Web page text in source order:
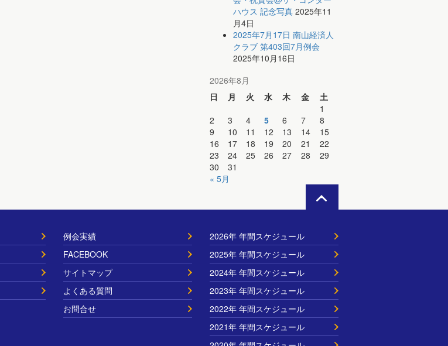
ハウス 記念写真 2025年11
月4日
2025年7月17日 南山経済人
クラブ 第403回7月例会
2025年10月16日
2026年8月
日
月 火 水 木 金
土
1
2
3 4 5 6 7
8
9
10 11 12 13 14
15
16
17 18 19 20 21
22
23
24 25 26 27 28
29
30
31
« 5月
例会実績
FACEBOOK
サイトマップ
よくある質問
お問合せ
2026年 年間スケジュール
2025年 年間スケジュール
2024年 年間スケジュール
2023年 年間スケジュール
2022年 年間スケジュール
2021年 年間スケジュール